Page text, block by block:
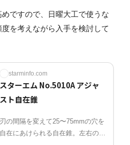
ですので、日曜大工で使うな
を考えながら入手を検討して
starminfo.com
スターエム No.5010A アジャ
スト自在錐
刃の間隔を変えて25〜75mmの穴を
自在にあけられる自在錐。左右の刃